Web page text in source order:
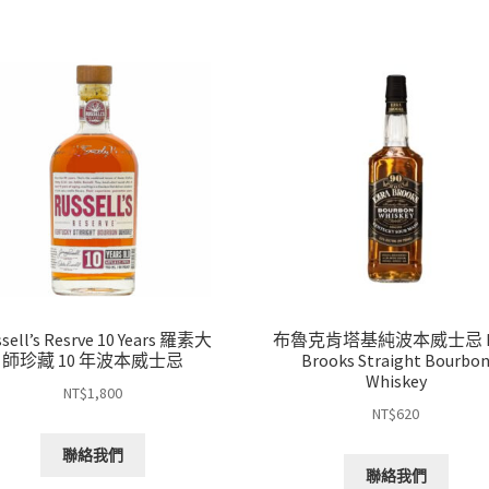
Resrve 10 Years 羅素大
師珍藏 10 年波本威士忌
NT$1,800
聯絡我們
布魯克肯塔基純波本威士忌
Brooks Straight Bourbon
Whiskey
NT$620
聯絡我們